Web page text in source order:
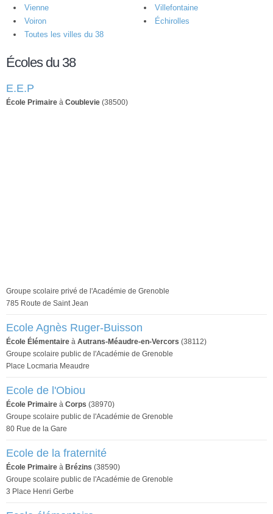
Vienne
Villefontaine
Voiron
Échirolles
Toutes les villes du 38
Écoles du 38
E.E.P
École Primaire à Coublevie (38500)
Groupe scolaire privé de l'Académie de Grenoble
785 Route de Saint Jean
Ecole Agnès Ruger-Buisson
École Élémentaire à Autrans-Méaudre-en-Vercors (38112)
Groupe scolaire public de l'Académie de Grenoble
Place Locmaria Meaudre
Ecole de l'Obiou
École Primaire à Corps (38970)
Groupe scolaire public de l'Académie de Grenoble
80 Rue de la Gare
Ecole de la fraternité
École Primaire à Brézins (38590)
Groupe scolaire public de l'Académie de Grenoble
3 Place Henri Gerbe